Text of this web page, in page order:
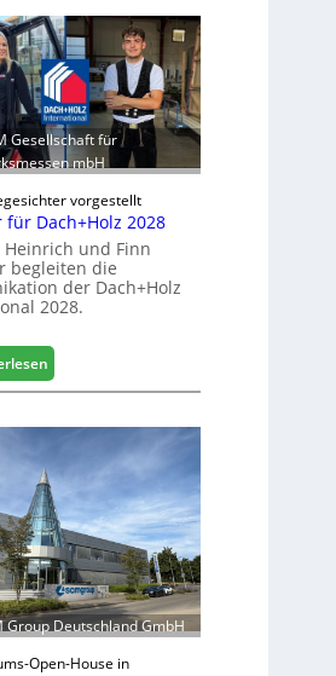
i
k
b
e
r
e
i
c
h
g
e
r
S
t
a
b
i
l
e
s
G
e
s
c
h
f
s
j
a
h
r
Gesellschaft für
mbH
vorgestellt
Dach+Holz 2028
Heinrich und Finn
begleiten die
der Dach+Holz
2028.
:
V
r
r
e
t
e
r
f
ü
r
D
Group Deutschland GmbH
Open-House in